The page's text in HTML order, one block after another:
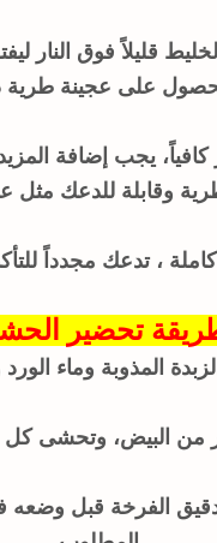
قليلاً فوق النار
على عجينة طرية
كافياً، يجب إضافة
وقابلة للدعك مثل
، تدعك مجدداً
تحضير
المذوبة وماء
من البيض، وتحشى
الفرخة قبل وضعه